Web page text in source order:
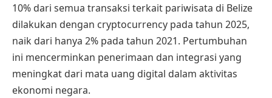
10% dari semua transaksi terkait pariwisata di Belize
dilakukan dengan cryptocurrency pada tahun 2025,
naik dari hanya 2% pada tahun 2021. Pertumbuhan
ini mencerminkan penerimaan dan integrasi yang
meningkat dari mata uang digital dalam aktivitas
ekonomi negara.